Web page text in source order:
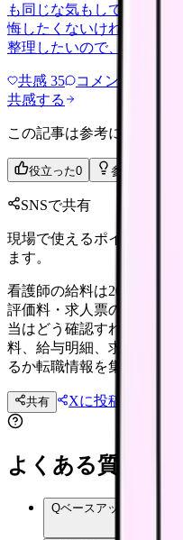
も同じな気もして、決め
悔したくないけれど、こ
整理したいので、判断材料
共感 35 コメント
共感する
この記事は参考になりまし
役立った0 参考になった
SNSで共有
現場で使えるポイントを
ます。
看護師の給料は2026年夏
評価料・求人票の見方
当はどう確認すればよい
料、給与明細、求人票の
るか転職情報を集めるか
共有 Xに投稿
よくある質問
Qベースアップ評価料が